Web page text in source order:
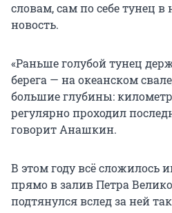
словам, сам по себе тунец
новость.
«Раньше голубой тунец
берега — на океанском
большие глубины:
регулярно проходил
говорит Анашкин.
В этом году всё сложилось
прямо в залив Петра
подтянулся вслед за ней